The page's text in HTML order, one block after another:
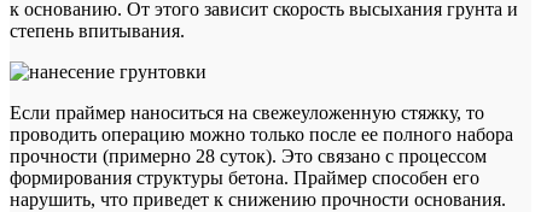
к основанию. От этого зависит скорость высыхания грунта и
степень впитывания.
Если праймер наноситься на свежеуложенную стяжку, то
проводить операцию можно только после ее полного набора
прочности (примерно 28 суток). Это связано с процессом
формирования структуры бетона. Праймер способен его
нарушить, что приведет к снижению прочности основания.